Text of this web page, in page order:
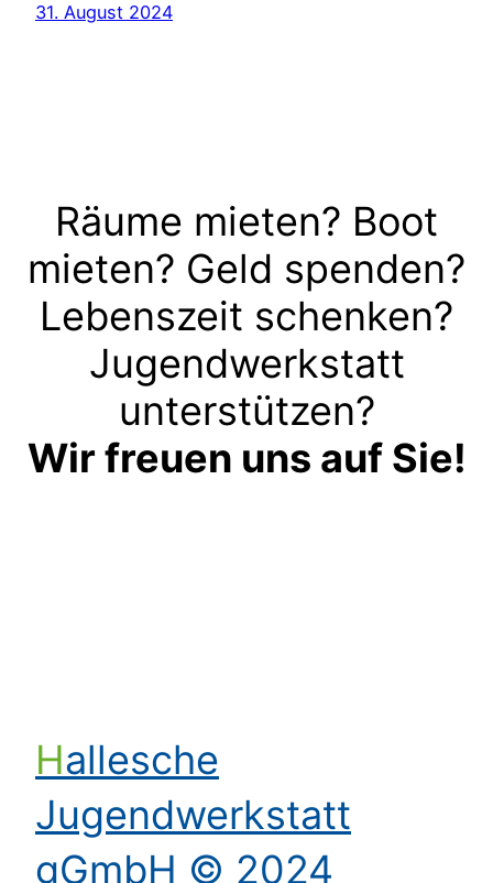
31. August 2024
Räume mieten? Boot
mieten? Geld spenden?
Lebenszeit schenken?
Jugendwerkstatt
unterstützen?
Wir freuen uns auf Sie!
Hallesche
Jugendwerkstatt
gGmbH © 2024